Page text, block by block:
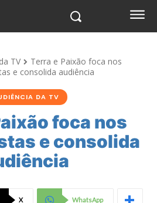
TV
Terra e Paixão foca nos
e consolida audiência
DA TV
foca nos
e consolida
X WhatsApp